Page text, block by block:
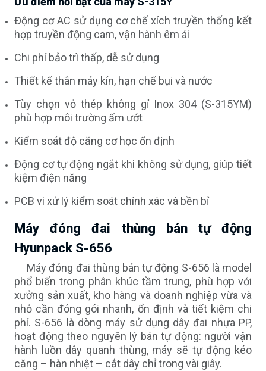
Động cơ AC sử dụng cơ chế xích truyền thống kết
hợp truyền động cam, vận hành êm ái
Chi phí bảo trì thấp, dễ sử dụng
Thiết kế thân máy kín, hạn chế bụi và nước
Tùy chọn vỏ thép không gỉ Inox 304 (S-315YM)
phù hợp môi trường ẩm ướt
Kiểm soát độ căng cơ học ổn định
Động cơ tự động ngắt khi không sử dụng, giúp tiết
kiệm điện năng
PCB vi xử lý kiểm soát chính xác và bền bỉ
Máy đóng đai thùng bán tự động
Hyunpack S-656
Máy đóng đai thùng bán tự động S-656 là model
phổ biến trong phân khúc tầm trung, phù hợp với
xưởng sản xuất, kho hàng và doanh nghiệp vừa và
nhỏ cần đóng gói nhanh, ổn định và tiết kiệm chi
phí. S-656 là dòng máy sử dụng dây đai nhựa PP,
hoạt động theo nguyên lý bán tự động: người vận
hành luồn dây quanh thùng, máy sẽ tự động kéo
căng – hàn nhiệt – cắt dây chỉ trong vài giây.